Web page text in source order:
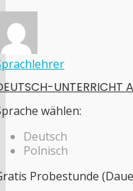
UNTERRICHT
wählen:
Deutsch
Polnisch
Probestunde